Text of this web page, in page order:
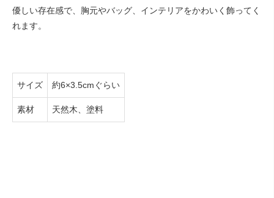
優しい存在感で、胸元やバッグ、インテリアをかわいく飾ってく
れます。
サイズ 約6×3.5cmぐらい
素材 天然木、塗料